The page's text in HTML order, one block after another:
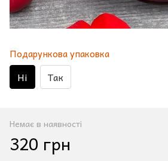
Подарункова упаковка
Ні Так
Немає в наявності
320 грн